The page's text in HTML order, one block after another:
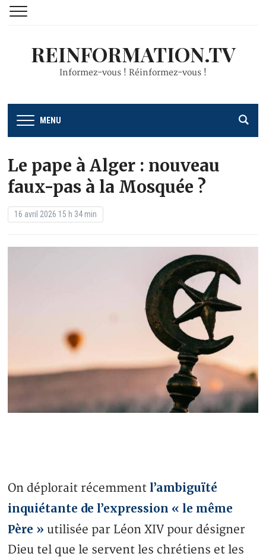
REINFORMATION.TV
Informez-vous ! Réinformez-vous !
MENU
Le pape à Alger : nouveau
faux-pas à la Mosquée ?
16 avril 2026 15 h 34 min
On déplorait récemment l’ambiguïté
inquiétante de l’expression « le même
Père » utilisée par Léon XIV pour désigner
Dieu tel que le servent les chrétiens et les